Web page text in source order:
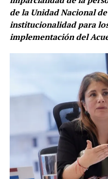
de la Unidad Nacional
institucionalidad para
implementación del